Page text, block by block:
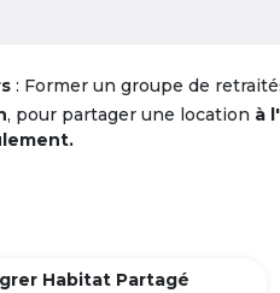
: Former un groupe de
, pour partager une location à
Habitat Partagé